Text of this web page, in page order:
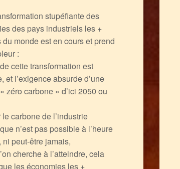
stupéfiante des
des pays industriels les +
monde est en cours et prend
:
cette transformation est
et l’exigence absurde d’une
zéro carbone » d’ici 2050 ou
carbone de l’industrie
n’est pas possible à l’heure
ni peut-être jamais,
cherche à l’atteindre, cela
les économies les +